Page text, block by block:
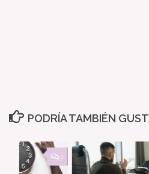
PODRÍA TAMBIÉN
0